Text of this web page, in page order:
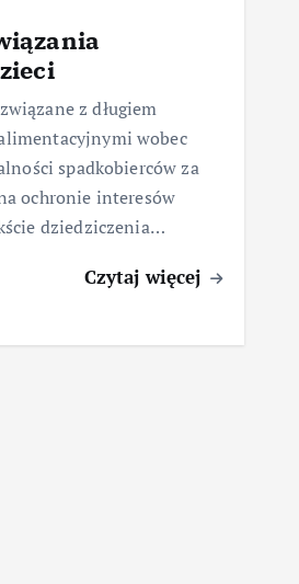
z długiem
wobec
spadkobierców za
ochronie interesów
dziedziczenia…
Czytaj więcej